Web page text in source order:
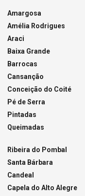
Amargosa
Amélia Rodrigues
Araci
Baixa Grande
Barrocas
Cansanção
Conceição do Coité
Pé de Serra
Pintadas
Queimadas
Ribeira do Pombal
Santa Bárbara
Candeal
Capela do Alto Alegre